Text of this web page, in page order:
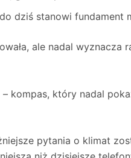
dziś stanowi fundament
ale nadal wyznacza
kompas, który nadal
pytania o klimat